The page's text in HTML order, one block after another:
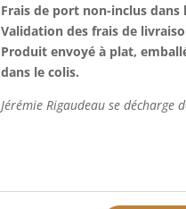
Frais de port non-inclus
Validation des frais de
Produit envoyé à plat,
dans le colis.
Jérémie Rigaudeau se